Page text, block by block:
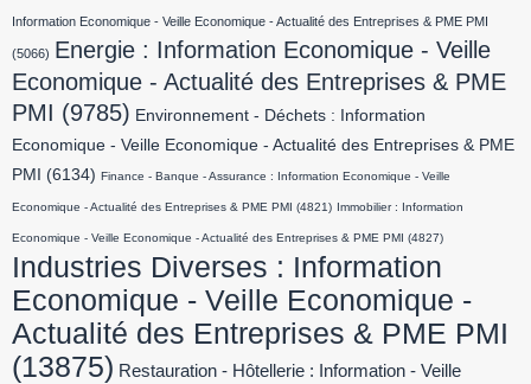
Information Economique - Veille Economique - Actualité des Entreprises & PME PMI
(5066) Energie : Information Economique - Veille
Economique - Actualité des Entreprises & PME
PMI (9785) Environnement - Déchets : Information
Economique - Veille Economique - Actualité des Entreprises & PME
PMI
(6134) Finance - Banque - Assurance : Information Economique - Veille
Economique - Actualité des Entreprises & PME PMI (4821) Immobilier : Information
Economique - Veille Economique - Actualité des Entreprises & PME PMI (4827)
Industries Diverses : Information
Economique - Veille Economique -
Actualité des Entreprises & PME PMI
(13875) Restauration - Hôtellerie : Information - Veille